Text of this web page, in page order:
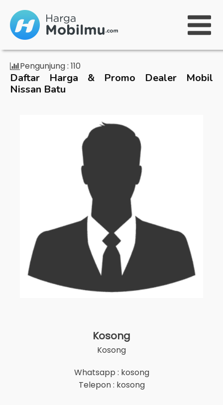
Pengunjung : 110
Daftar Harga & Promo Dealer Mobil
Nissan Batu
Kosong
Kosong
Whatsapp : kosong
Telepon : kosong